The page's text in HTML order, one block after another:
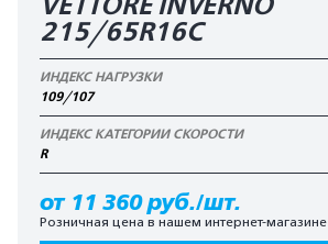
215/65R16C
ИНДЕКС НАГРУЗКИ
109/107
ИНДЕКС КАТЕГОРИИ СКОРОСТИ
R
от 11 360 руб./шт.
Розничная цена в нашем интернет-магазине